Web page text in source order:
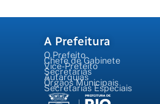
A Prefeitura
O Prefeito
Chefe de Gabinete
Vice-Prefeito
Secretarias
Autarquias
Órgãos Municipais
Secretarias Especiais